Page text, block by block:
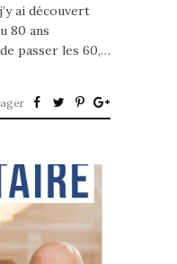
ai découvert
80 ans
passer les 60,…